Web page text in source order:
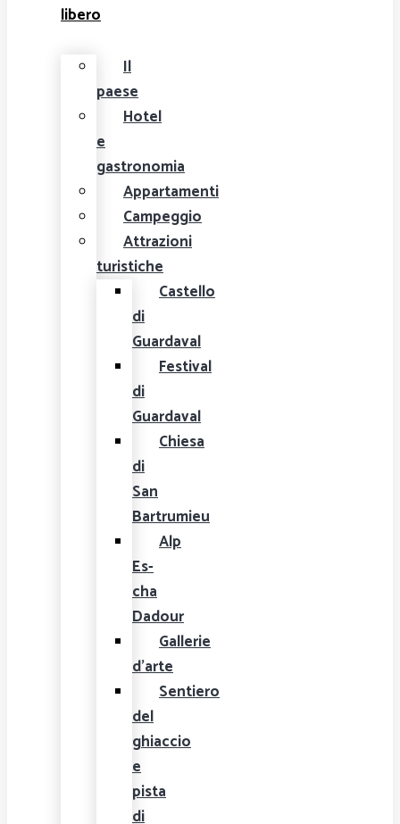
libero
Il
paese
Hotel
e
gastronomia
Appartamenti
Campeggio
Attrazioni
turistiche
Castello
di
Guardaval
Festival
di
Guardaval
Chiesa
di
San
Bartrumieu
Alp
Es-
cha
Dadour
Gallerie
d'arte
Sentiero
del
ghiaccio
e
pista
di